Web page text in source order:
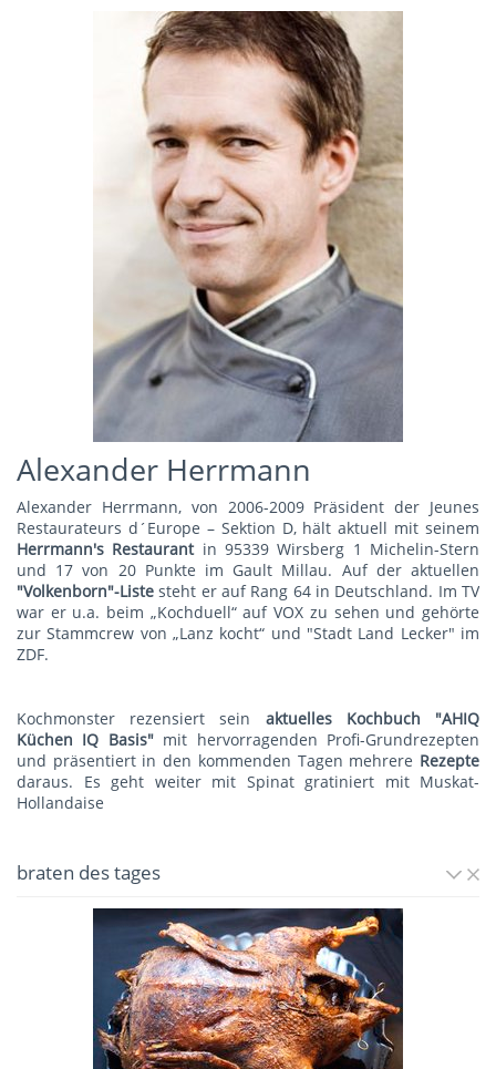
Alexander Herrmann
Alexander Herrmann, von 2006-2009 Präsident der Jeunes
Restaurateurs d´Europe – Sektion D, hält aktuell mit seinem
Herrmann's Restaurant in 95339 Wirsberg 1 Michelin-Stern
und 17 von 20 Punkte im Gault Millau. Auf der aktuellen
"Volkenborn"-Liste steht er auf Rang 64 in Deutschland. Im TV
war er u.a. beim „Kochduell“ auf VOX zu sehen und gehörte
zur Stammcrew von „Lanz kocht“ und "Stadt Land Lecker" im
ZDF.
Kochmonster rezensiert sein aktuelles Kochbuch "AHIQ
Küchen IQ Basis" mit hervorragenden Profi-Grundrezepten
und präsentiert in den kommenden Tagen mehrere Rezepte
daraus. Es geht weiter mit Spinat gratiniert mit Muskat-
Hollandaise
braten des tages